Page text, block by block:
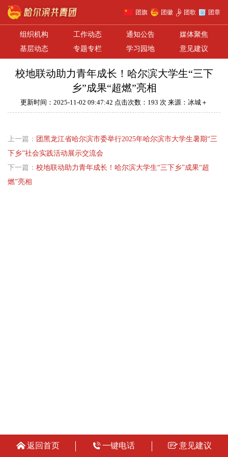
团旗 团徽 团歌 团章
组织机构 工作动态 通知公告
媒体聚焦
基层动态
专题专栏 学习园地 意见建议
校地联动助力青年成长！哈尔滨大学生“三下
乡”成果“超燃”亮相
更新时间：2025-11-02 09:47:42 点击次数：193 次 来源：冰城＋
上一篇： 团黑龙江省哈尔滨市委举行2025年哈尔滨市大学生暑期“三
下乡”社会实践活动展示交流会
下一篇： 校地联动助力青年成长！哈尔滨大学生“三下乡”成果“超
燃”亮相
返回首页 一键电话 意见建议